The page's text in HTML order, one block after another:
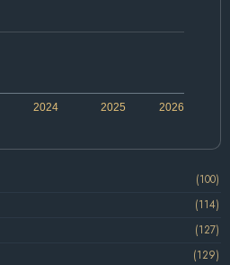
2024 2026
2025
(100)
(114)
(127)
(129)